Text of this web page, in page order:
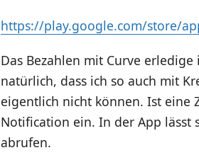
https://play.google.com/store/
Das Bezahlen mit Curve
natürlich, dass ich so auch mit
eigentlich nicht können. Ist eine
Notification ein. In der App lässt
abrufen.